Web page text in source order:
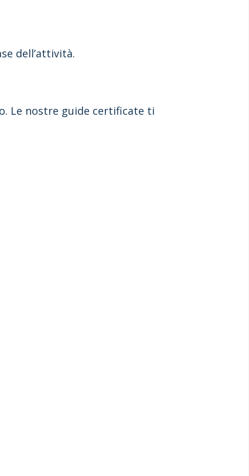
dell’attività.
Le nostre guide certificate ti